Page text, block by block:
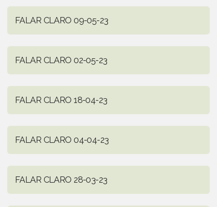
FALAR CLARO 09-05-23
FALAR CLARO 02-05-23
FALAR CLARO 18-04-23
FALAR CLARO 04-04-23
FALAR CLARO 28-03-23